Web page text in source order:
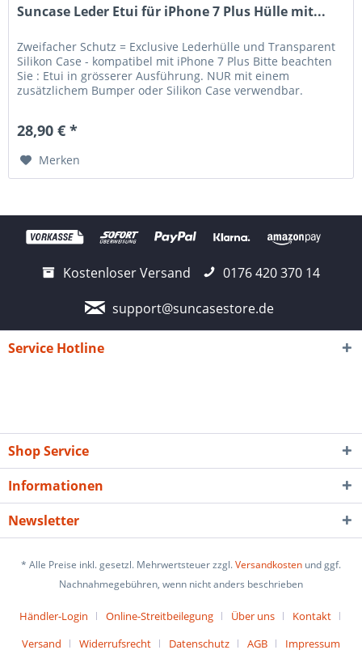
Suncase Leder Etui für iPhone 7 Plus Hülle mit...
Zweifacher Schutz = Exclusive Lederhülle und Transparent
Silikon Case - kompatibel mit iPhone 7 Plus Bitte beachten
Sie : Etui in grösserer Ausführung. NUR mit einem
zusätzlichem Bumper oder Silikon Case verwendbar.
28,90 € *
Merken
Kostenloser Versand
0176 420 370 14
support@suncasestore.de
Service Hotline
Shop Service
Informationen
Newsletter
* Alle Preise inkl. gesetzl. Mehrwertsteuer zzgl.Versandkosten und ggf.
Nachnahmegebühren, wenn nicht anders beschrieben
Händler-Login Online-Streitbeilegung Über uns
Kontakt
Versand
Widerrufsrecht Datenschutz AGB Impressum